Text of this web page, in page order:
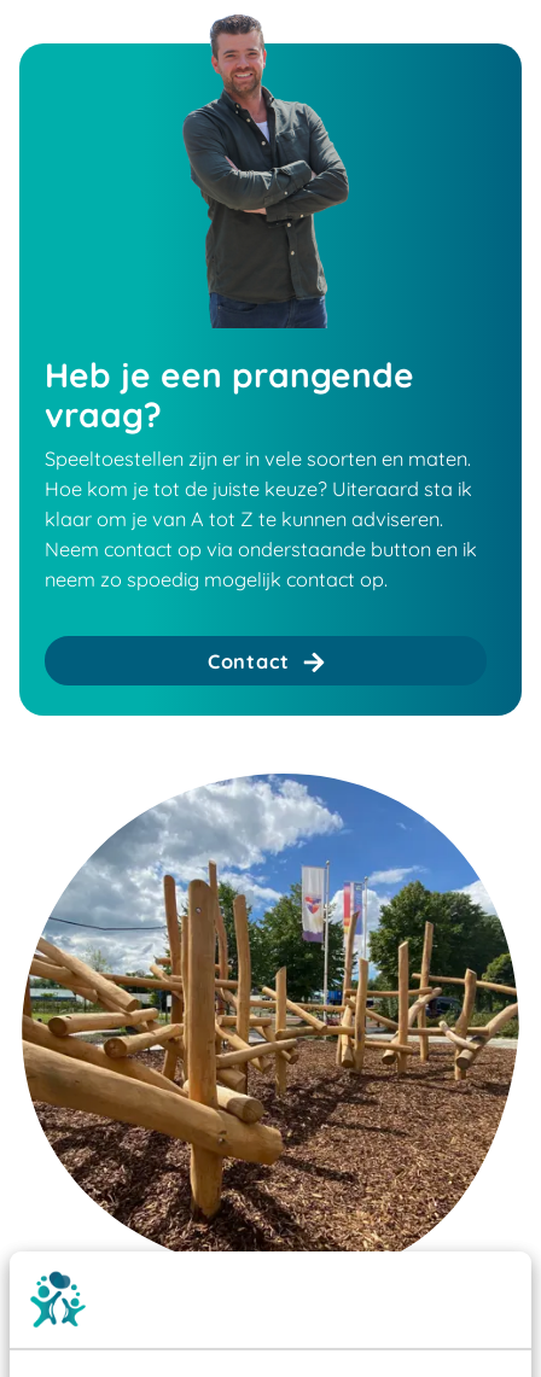
Heb je een prangende
vraag?
Speeltoestellen zijn er in vele soorten en maten.
Hoe kom je tot de juiste keuze? Uiteraard sta ik
klaar om je van A tot Z te kunnen adviseren.
Neem contact op via onderstaande button en ik
neem zo spoedig mogelijk contact op.
Contact
Wist je dat: